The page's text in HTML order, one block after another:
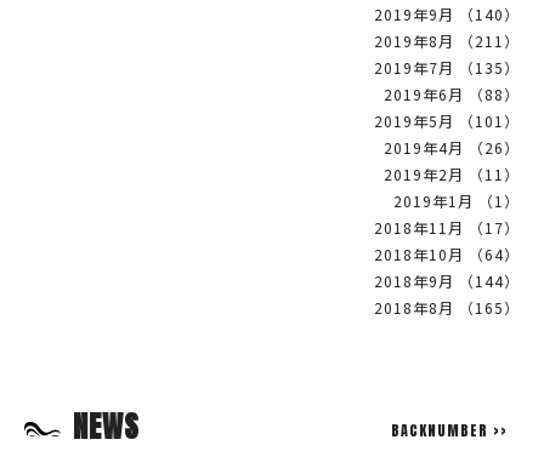
2019年9月 （140）
2019年8月 （211）
2019年7月 （135）
2019年6月 （88）
2019年5月 （101）
2019年4月 （26）
2019年2月 （11）
2019年1月 （1）
2018年11月 （17）
2018年10月 （64）
2018年9月 （144）
2018年8月 （165）
NEWS BACKNUMBER >>